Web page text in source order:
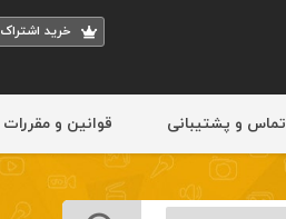
خريد اشتراک
تماس و پشتیبانی قوانین و مقررات